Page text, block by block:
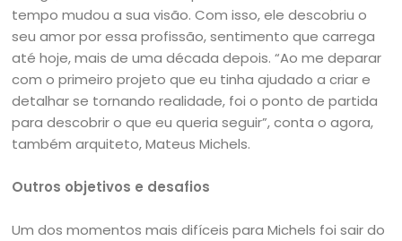
tempo mudou a sua visão. Com isso, ele descobriu o
seu amor por essa profissão, sentimento que carrega
até hoje, mais de uma década depois. “Ao me deparar
com o primeiro projeto que eu tinha ajudado a criar e
detalhar se tornando realidade, foi o ponto de partida
para descobrir o que eu queria seguir”, conta o agora,
também arquiteto, Mateus Michels.
Outros objetivos e desafios
Um dos momentos mais difíceis para Michels foi sair do